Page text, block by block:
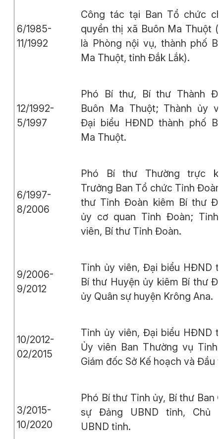
6/1985-
11/1992
Công tác tại Ban Tổ chức
quyền thị xã Buôn Ma Thuột
là Phòng nội vụ, thành phố
Ma Thuột, tỉnh Đắk Lắk).
12/1992-
5/1997
Phó Bí thư, Bí thư Thành
Buôn Ma Thuột; Thành ủy
Đại biểu HĐND thành phố
Ma Thuột.
6/1997-
8/2006
Phó Bí thư Thường trực
Trưởng Ban Tổ chức Tỉnh
thư Tỉnh Đoàn kiêm Bí thư
ủy cơ quan Tỉnh Đoàn; Tỉnh
viên, Bí thư Tỉnh Đoàn.
9/2006-
9/2012
Tỉnh ủy viên, Đại biểu HĐND
Bí thư Huyện ủy kiêm Bí thư
ủy Quân sự huyện Krông Ana.
10/2012-
02/2015
Tỉnh ủy viên, Đại biểu HĐND
Ủy viên Ban Thường vụ Tỉnh
Giám đốc Sở Kế hoạch và Đầu
3/2015-
10/2020
Phó Bí thư Tỉnh ủy, Bí thư Ban
sự Đảng UBND tỉnh, Chủ
UBND tỉnh.